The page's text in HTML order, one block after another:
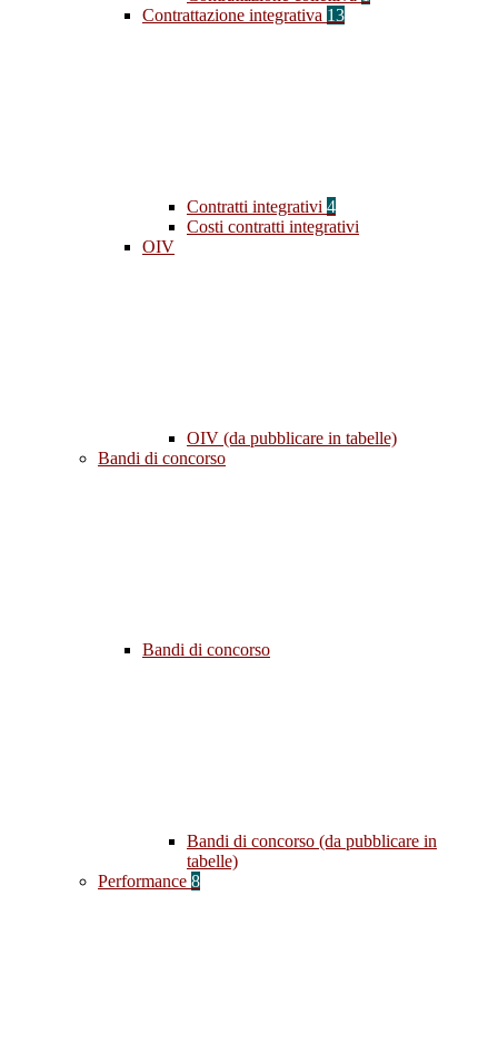
Contrattazione integrativa 13
Contratti integrativi 4
Costi contratti integrativi
OIV
OIV (da pubblicare in tabelle)
Bandi di concorso
Bandi di concorso
Bandi di concorso (da pubblicare in
tabelle)
Performance 8